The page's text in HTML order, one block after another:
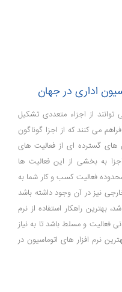
اداری در جهان
توانند از اجزاء متعددی تشکیل
می‌ کنند که از اجزا گوناگون
گسترده ‌ای از فعالیت ‌های
به بخشی از این فعالیت ‌ها
فعالیت کسب و کار شما به
نیز در آن وجود داشته باشد
بهترین راهکار استفاده از نرم
فعالیت و مسلط باشد تا به نیاز
نرم افزار های اتوماسیون در